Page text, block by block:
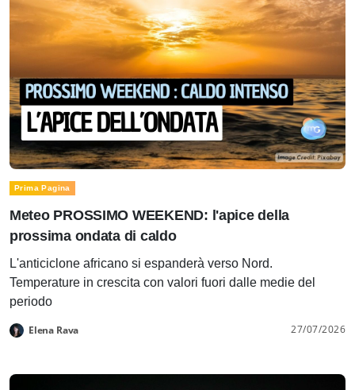
Prima Pagina
Meteo PROSSIMO WEEKEND: l'apice della
prossima ondata di caldo
L'anticiclone africano si espanderà verso Nord.
Temperature in crescita con valori fuori dalle medie del
periodo
Elena Rava 27/07/2026